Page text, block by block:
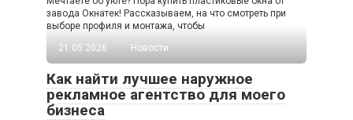
завода Окнатек! Рассказываем, на что смотреть при
выборе профиля и монтажа, чтобы
21.05.2026
Новости
Как найти лучшее наружное
рекламное агентство для моего
бизнеса